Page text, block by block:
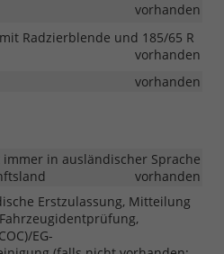
vorhanden
Radzierblende und 185/65 R
vorhanden
vorhanden
in ausländischer Sprache
vorhanden
Erstzulassung, Mitteilung
EG-